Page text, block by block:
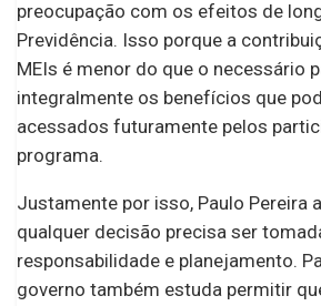
preocupação com os efeitos de
Previdência. Isso porque a
MEIs é menor do que o necessário
integralmente os benefícios que
acessados futuramente pelos
programa.
Justamente por isso, Paulo Pereira
qualquer decisão precisa ser
responsabilidade e planejamento.
governo também estuda permitir